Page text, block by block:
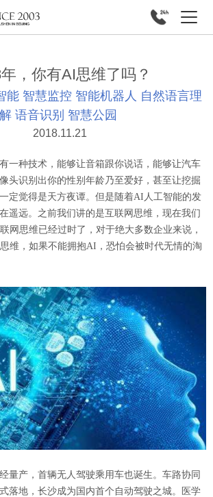
，你有AI思维了吗？
能 智慧监控 智能机器人 自然语言理
解 语音识别 智慧公园
2018.11.21
种技术，能够让音箱跟你说话，能够让汽车
头识别出你的性别年龄乃至爱好，甚至让挖掘
定觉得是天方夜谭。但是随着AI人工智能的发
遥远。之前我们讲的是互联网思维，现在我们
网思维已经过时了，对于绝大多数企业来说，
维，如果不能拥抱AI，恐怕会被时代无情的淘
量产，首辆无人驾驶乘用车也诞生。车路协同
落地，长沙成为国内首个自动驾驶之城。医学